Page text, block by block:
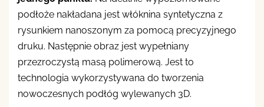
podłoże nakładana jest włóknina syntetyczna z
rysunkiem nanoszonym za pomocą precyzyjnego
druku. Następnie obraz jest wypełniany
przezroczystą masą polimerową. Jest to
technologia wykorzystywana do tworzenia
nowoczesnych podłóg wylewanych 3D.